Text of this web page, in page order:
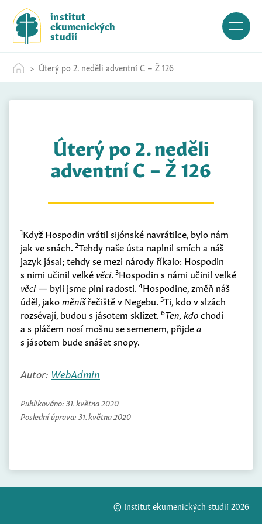
c
institut
ekumenických
studií
Úterý po 2. neděli adventní C – Ž 126
Úterý po 2. neděli
adventní C – Ž 126
1Když Hospodin vrátil sijónské navrátilce, bylo nám
jak ve snách. 2Tehdy naše ústa naplnil smích a náš
jazyk jásal; tehdy se mezi národy říkalo: Hospodin
s nimi učinil velké věci. 3Hospodin s námi učinil velké
věci— byli jsme plni radosti. 4Hospodine, změň náš
úděl, jakoměníšřečiště v Negebu. 5Ti, kdo v slzách
rozsévají, budou s jásotem sklízet. 6Ten, kdochodí
a s pláčem nosí mošnu se semenem, přijdea
s jásotem bude snášet snopy.
Autor: WebAdmin
Publikováno: 31. května 2020
Poslední úprava: 31. května 2020
© Institut ekumenických studií 2026